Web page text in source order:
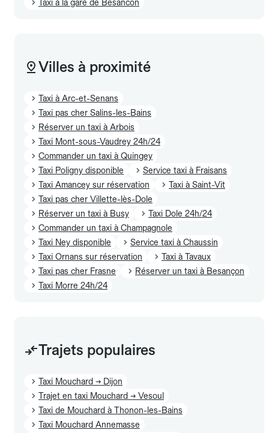
Taxi à la gare de Besancon
Villes à proximité
Taxi à Arc-et-Senans
Taxi pas cher Salins-les-Bains
Réserver un taxi à Arbois
Taxi Mont-sous-Vaudrey 24h/24
Commander un taxi à Quingey
Taxi Poligny disponible
Service taxi à Fraisans
Taxi Amancey sur réservation
Taxi à Saint-Vit
Taxi pas cher Villette-lès-Dole
Réserver un taxi à Busy
Taxi Dole 24h/24
Commander un taxi à Champagnole
Taxi Ney disponible
Service taxi à Chaussin
Taxi Ornans sur réservation
Taxi à Tavaux
Taxi pas cher Frasne
Réserver un taxi à Besançon
Taxi Morre 24h/24
Trajets populaires
Taxi Mouchard → Dijon
Trajet en taxi Mouchard → Vesoul
Taxi de Mouchard à Thonon-les-Bains
Taxi Mouchard Annemasse